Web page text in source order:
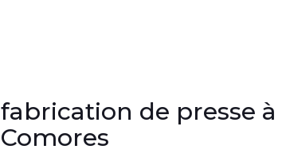
fabrication de presse
Comores